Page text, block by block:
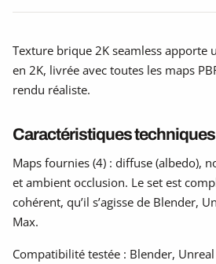
Texture brique 2K seamless apporte
en 2K, livrée avec toutes les maps
rendu réaliste.
Caractéristiques techniques
Maps fournies (4) : diffuse (albedo),
et ambient occlusion. Le set est
cohérent, qu’il s’agisse de Blender,
Max.
Compatibilité testée : Blender,